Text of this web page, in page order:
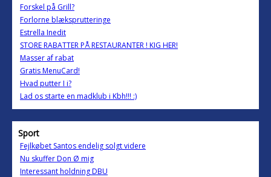
Forskel på Grill?
Forlorne blæksprutteringe
Estrella Inedit
STORE RABATTER PÅ RESTAURANTER ! KIG HER!
Masser af rabat
Gratis MenuCard!
Hvad putter I i?
Lad os starte en madklub i Kbh!!! :)
Sport
Fejlkøbet Santos endelig solgt videre
Nu skuffer Don Ø mig
Interessant holdning DBU